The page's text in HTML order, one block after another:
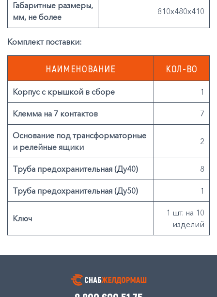
Габаритные размеры,
мм, не более
810х480х410
Комплект поставки:
НАИМЕНОВАНИЕ КОЛ-ВО
Корпус с крышкой в сборе 1
Клемма на 7 контактов 7
Основание под трансформаторные
и релейные ящики
2
Труба предохранительная (Ду40) 8
Труба предохранительная (Ду50) 1
Ключ
1 шт. на 10
изделий